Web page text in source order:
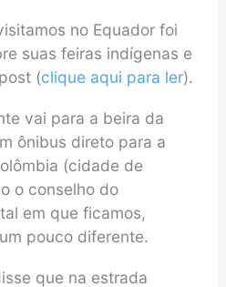
no Equador foi
suas feiras indígenas e
(clique aqui para ler).
vai para a beira da
ônibus direto para a
(cidade de
o conselho do
em que ficamos,
pouco diferente.
que na estrada